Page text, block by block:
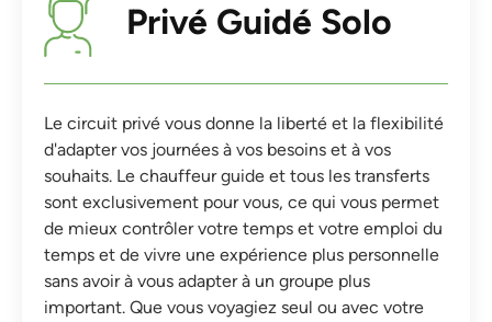
Privé Guidé Solo
Le circuit privé vous donne la liberté et la flexibilité
d'adapter vos journées à vos besoins et à vos
souhaits. Le chauffeur guide et tous les transferts
sont exclusivement pour vous, ce qui vous permet
de mieux contrôler votre temps et votre emploi du
temps et de vivre une expérience plus personnelle
sans avoir à vous adapter à un groupe plus
important. Que vous voyagiez seul ou avec votre